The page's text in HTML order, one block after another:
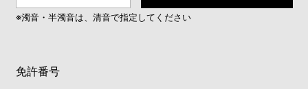
※濁音・半濁音は、清音で指定してください
免許番号